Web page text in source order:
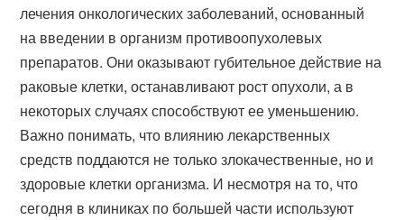
лечения онкологических заболеваний, основанный
на введении в организм противоопухолевых
препаратов. Они оказывают губительное действие на
раковые клетки, останавливают рост опухоли, а в
некоторых случаях способствуют ее уменьшению.
Важно понимать, что влиянию лекарственных
средств поддаются не только злокачественные, но и
здоровые клетки организма. И несмотря на то, что
сегодня в клиниках по большей части используют